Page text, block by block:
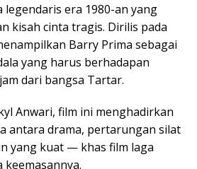
legendaris era 1980-an yang
kisah cinta tragis. Dirilis pada
Barry Prima sebagai
yang harus berhadapan
dari bangsa Tartar.
Anwari, film ini menghadirkan
antara drama, pertarungan silat
yang kuat — khas film laga
keemasannya.